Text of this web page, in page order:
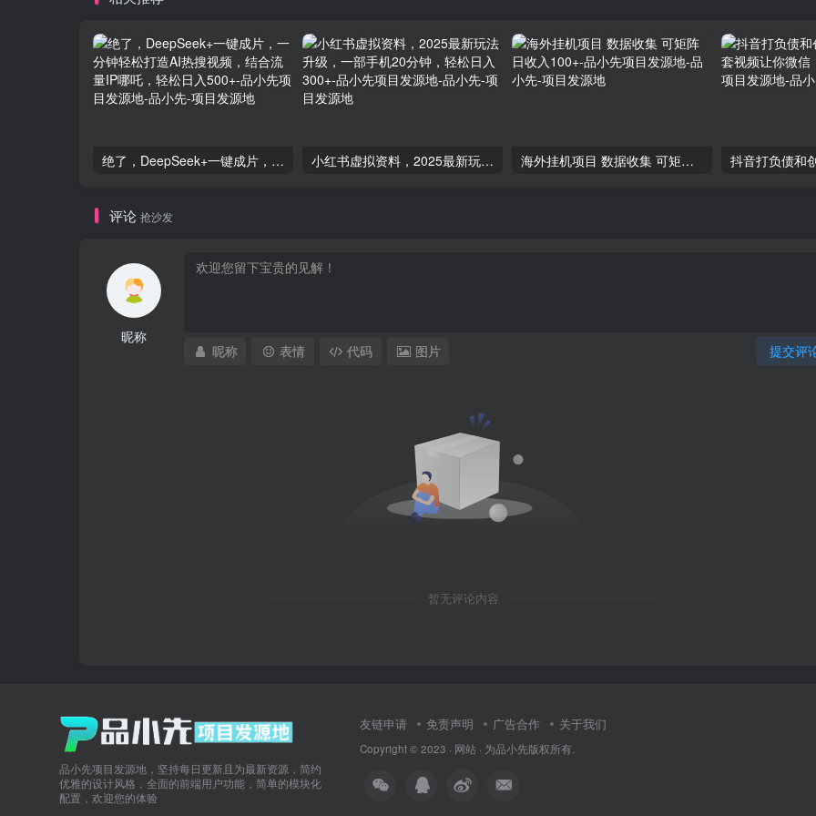
绝了，DeepSeek+一键成片，一分钟轻松打造AI热搜视频，结合流量IP哪吒，轻松日入500+-品小先项目发源地 小红书虚拟资料，2025最新玩法升级，一部手机20分钟，轻松日入300+-品小先项目发源地 海外挂机项目 数据收集 可矩阵 日收入100+-品小先项目发源地
评论 抢沙发
昵称
提交评
昵称 表情 代码 图片
暂无评论内容
品小先项目发源地，坚持每日更新且为最新资源，简约
优雅的设计风格，全面的前端用户功能，简单的模块化
配置，欢迎您的体验
友链申请 免责声明 广告合作 关于我们
Copyright © 2023 · 网站 · 为品小先版权所有.